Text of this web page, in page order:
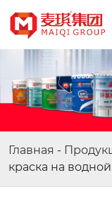
Главная -
краска на